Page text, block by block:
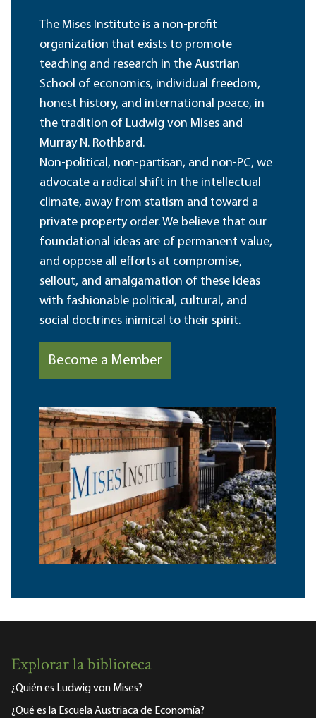
The Mises Institute is a non-profit
organization that exists to promote
teaching and research in the Austrian
School of economics, individual freedom,
honest history, and international peace, in
the tradition of Ludwig von Mises and
Murray N. Rothbard.
Non-political, non-partisan, and non-PC, we
advocate a radical shift in the intellectual
climate, away from statism and toward a
private property order. We believe that our
foundational ideas are of permanent value,
and oppose all efforts at compromise,
sellout, and amalgamation of these ideas
with fashionable political, cultural, and
social doctrines inimical to their spirit.
Become a Member
Explorar la biblioteca
¿Quién es Ludwig von Mises?
¿Qué es la Escuela Austriaca de Economía?